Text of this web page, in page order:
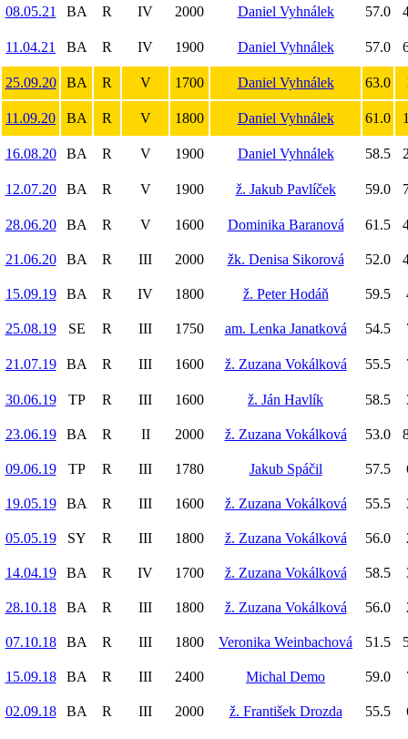
08.05.21 BA R IV 2000 Daniel Vyhnálek 57.0
11.04.21 BA R IV 1900 Daniel Vyhnálek 57.0
25.09.20 BA R V 1700 Daniel Vyhnálek 63.0
11.09.20 BA R V 1800 Daniel Vyhnálek 61.0
16.08.20 BA R V 1900 Daniel Vyhnálek 58.5
12.07.20 BA R V 1900 ž. Jakub Pavlíček 59.0
28.06.20 BA R V 1600 Dominika Baranová 61.5
21.06.20 BA R III 2000 žk. Denisa Sikorová 52.0
15.09.19 BA R IV 1800 ž. Peter Hodáň 59.5
25.08.19 SE R III 1750 am. Lenka Janatková 54.5
21.07.19 BA R III 1600 ž. Zuzana Vokálková 55.5
30.06.19 TP R III 1600 ž. Ján Havlík 58.5
23.06.19 BA R II 2000 ž. Zuzana Vokálková 53.0
09.06.19 TP R III 1780 Jakub Spáčil 57.5
19.05.19 BA R III 1600 ž. Zuzana Vokálková 55.5
05.05.19 SY R III 1800 ž. Zuzana Vokálková 56.0
14.04.19 BA R IV 1700 ž. Zuzana Vokálková 58.5
28.10.18 BA R III 1800 ž. Zuzana Vokálková 56.0
07.10.18 BA R III 1800 Veronika Weinbachová 51.5
15.09.18 BA R III 2400 Michal Demo 59.0
02.09.18 BA R III 2000 ž. František Drozda 55.5